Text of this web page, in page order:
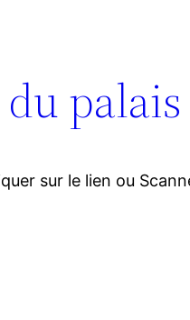
palais
sur le lien ou